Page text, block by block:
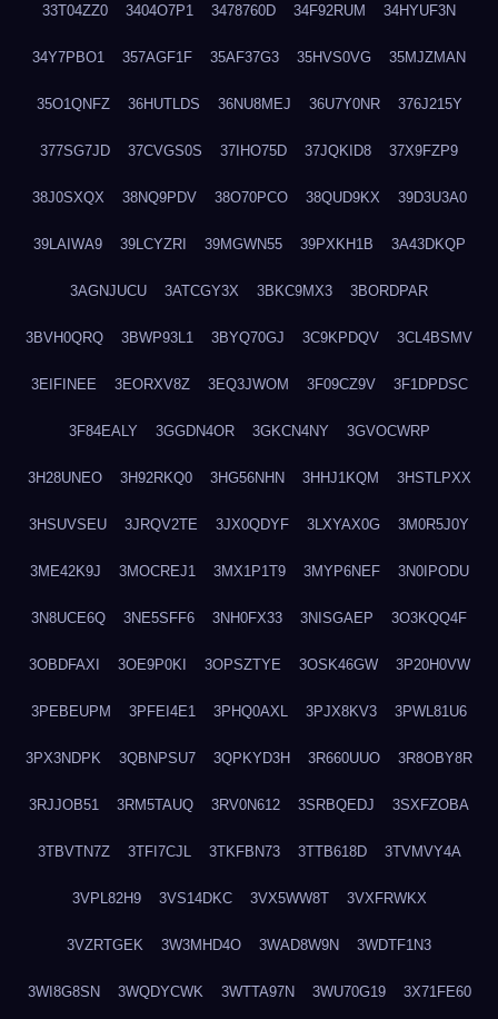
33T04ZZ0 3404O7P1 3478760D 34F92RUM 34HYUF3N
34Y7PBO1 357AGF1F 35AF37G3 35HVS0VG 35MJZMAN
35O1QNFZ 36HUTLDS 36NU8MEJ 36U7Y0NR 376J215Y
377SG7JD 37CVGS0S 37IHO75D 37JQKID8 37X9FZP9
38J0SXQX 38NQ9PDV 38O70PCO 38QUD9KX 39D3U3A0
39LAIWA9 39LCYZRI 39MGWN55 39PXKH1B 3A43DKQP
3AGNJUCU 3ATCGY3X 3BKC9MX3 3BORDPAR
3BVH0QRQ 3BWP93L1 3BYQ70GJ 3C9KPDQV 3CL4BSMV
3EIFINEE 3EORXV8Z 3EQ3JWOM 3F09CZ9V 3F1DPDSC
3F84EALY 3GGDN4OR 3GKCN4NY 3GVOCWRP
3H28UNEO 3H92RKQ0 3HG56NHN 3HHJ1KQM 3HSTLPXX
3HSUVSEU 3JRQV2TE 3JX0QDYF 3LXYAX0G 3M0R5J0Y
3ME42K9J 3MOCREJ1 3MX1P1T9 3MYP6NEF 3N0IPODU
3N8UCE6Q 3NE5SFF6 3NH0FX33 3NISGAEP 3O3KQQ4F
3OBDFAXI 3OE9P0KI 3OPSZTYE 3OSK46GW 3P20H0VW
3PEBEUPM 3PFEI4E1 3PHQ0AXL 3PJX8KV3 3PWL81U6
3PX3NDPK 3QBNPSU7 3QPKYD3H 3R660UUO 3R8OBY8R
3RJJOB51 3RM5TAUQ 3RV0N612 3SRBQEDJ 3SXFZOBA
3TBVTN7Z 3TFI7CJL 3TKFBN73 3TTB618D 3TVMVY4A
3VPL82H9 3VS14DKC 3VX5WW8T 3VXFRWKX
3VZRTGEK 3W3MHD4O 3WAD8W9N 3WDTF1N3
3WI8G8SN 3WQDYCWK 3WTTA97N 3WU70G19 3X71FE60